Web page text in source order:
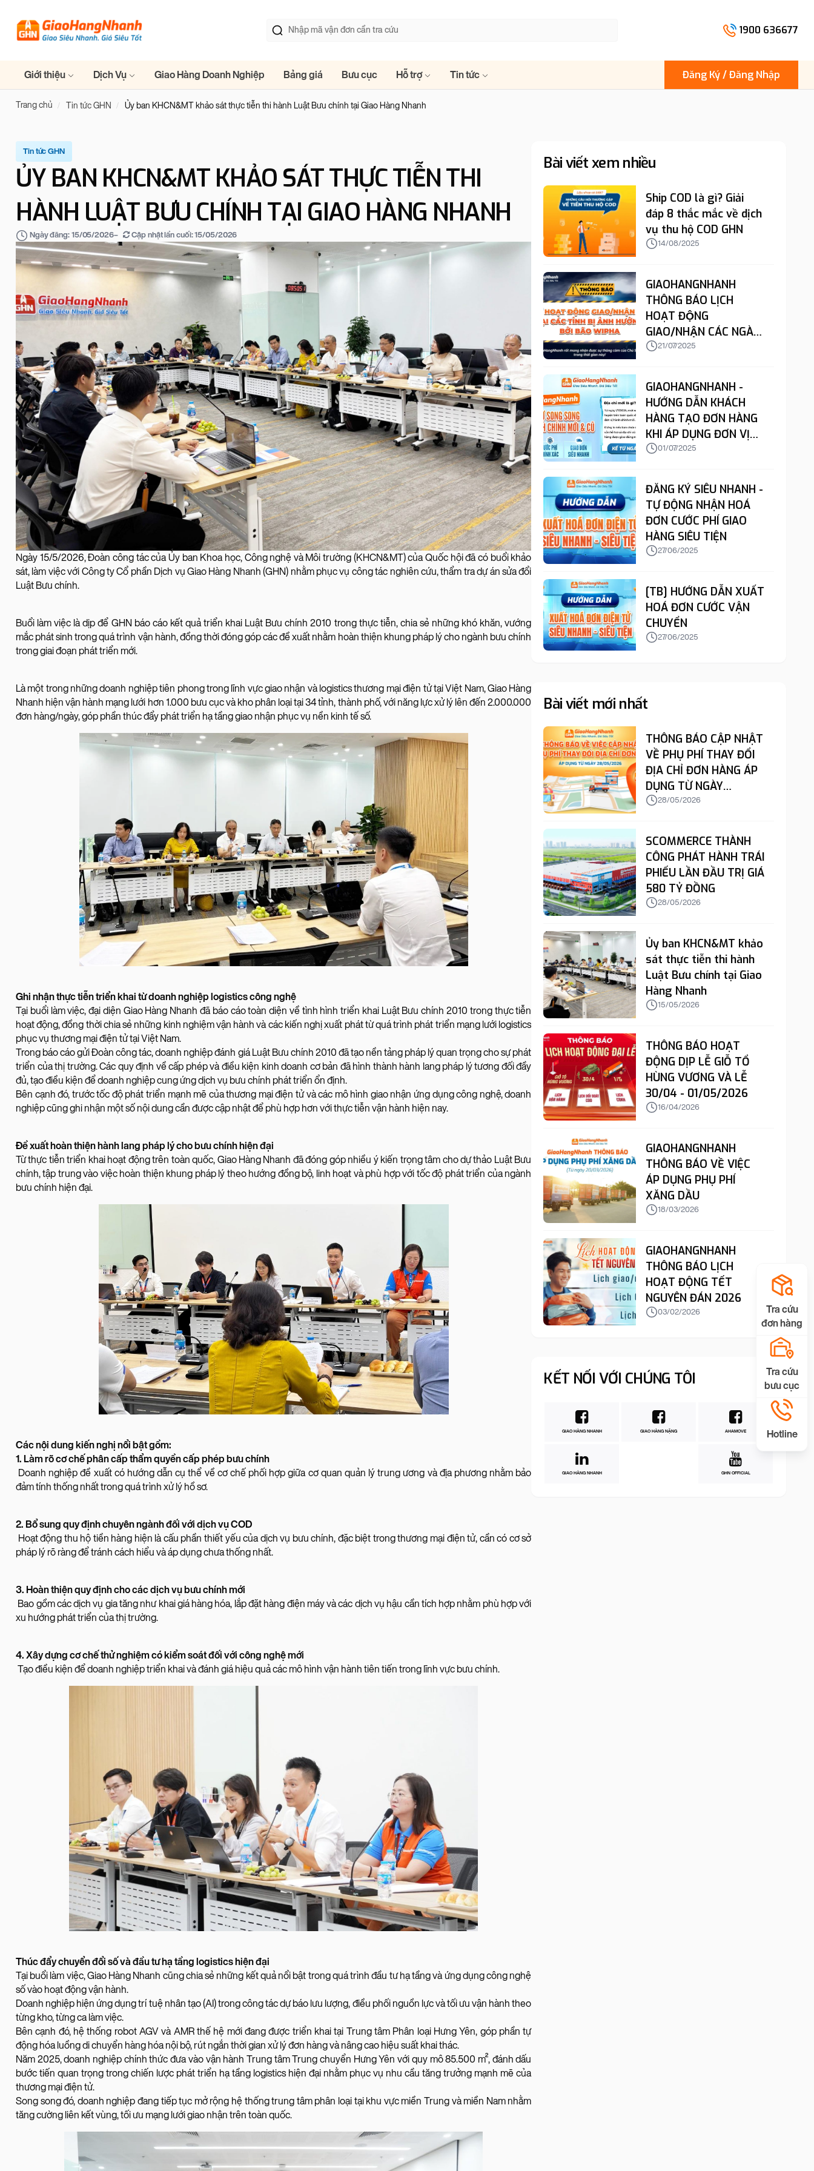
1900 636677
Giới thiệu Dịch Vụ Giao Hàng Doanh Nghiệp Bảng giá Bưu cục Hỗ trợ Tin tức Đăng Ký / Đăng Nhập
Trang chủ Tin tức GHN Ủy ban KHCN&MT khảo sát thực tiễn thi hành Luật Bưu chính tại Giao Hàng Nhanh
Tin tức GHN
ỦY BAN KHCN&MT KHẢO SÁT THỰC TIỄN THI
HÀNH LUẬT BƯU CHÍNH TẠI GIAO HÀNG NHANH
Ngày đăng: 15/05/2026– Cập nhật lần cuối:15/05/2026
Ngày 15/5/2026, Đoàn công tác của Ủy ban Khoa học, Công nghệ và Môi trường (KHCN&MT) của Quốc hội đã có buổi khảo
sát, làm việc với Công ty Cổ phần Dịch vụ Giao Hàng Nhanh (GHN) nhằm phục vụ công tác nghiên cứu, thẩm tra dự án sửa đổi
Luật Bưu chính.
Buổi làm việc là dịp để GHN báo cáo kết quả triển khai Luật Bưu chính 2010 trong thực tiễn, chia sẻ những khó khăn, vướng
mắc phát sinh trong quá trình vận hành, đồng thời đóng góp các đề xuất nhằm hoàn thiện khung pháp lý cho ngành bưu chính
trong giai đoạn phát triển mới.
Là một trong những doanh nghiệp tiên phong trong lĩnh vực giao nhận và logistics thương mại điện tử tại Việt Nam, Giao Hàng
Nhanh hiện vận hành mạng lưới hơn 1.000 bưu cục và kho phân loại tại 34 tỉnh, thành phố, với năng lực xử lý lên đến 2.000.000
đơn hàng/ngày, góp phần thúc đẩy phát triển hạ tầng giao nhận phục vụ nền kinh tế số.
Ghi nhận thực tiễn triển khai từ doanh nghiệp logistics công nghệ
Tại buổi làm việc, đại diện Giao Hàng Nhanh đã báo cáo toàn diện về tình hình triển khai Luật Bưu chính 2010 trong thực tiễn
hoạt động, đồng thời chia sẻ những kinh nghiệm vận hành và các kiến nghị xuất phát từ quá trình phát triển mạng lưới logistics
phục vụ thương mại điện tử tại Việt Nam.
Trong báo cáo gửi Đoàn công tác, doanh nghiệp đánh giá Luật Bưu chính 2010 đã tạo nền tảng pháp lý quan trọng cho sự phát
triển của thị trường. Các quy định về cấp phép và điều kiện kinh doanh cơ bản đã hình thành hành lang pháp lý tương đối đầy
đủ, tạo điều kiện để doanh nghiệp cung ứng dịch vụ bưu chính phát triển ổn định.
Bên cạnh đó, trước tốc độ phát triển mạnh mẽ của thương mại điện tử và các mô hình giao nhận ứng dụng công nghệ, doanh
nghiệp cũng ghi nhận một số nội dung cần được cập nhật để phù hợp hơn với thực tiễn vận hành hiện nay.
Đề xuất hoàn thiện hành lang pháp lý cho bưu chính hiện đại
Từ thực tiễn triển khai hoạt động trên toàn quốc, Giao Hàng Nhanh đã đóng góp nhiều ý kiến trọng tâm cho dự thảo Luật Bưu
chính, tập trung vào việc hoàn thiện khung pháp lý theo hướng đồng bộ, linh hoạt và phù hợp với tốc độ phát triển của ngành
bưu chính hiện đại.
Các nội dung kiến nghị nổi bật gồm:
1. Làm rõ cơ chế phân cấp thẩm quyền cấp phép bưu chính
Doanh nghiệp đề xuất có hướng dẫn cụ thể về cơ chế phối hợp giữa cơ quan quản lý trung ương và địa phương nhằm bảo
đảm tính thống nhất trong quá trình xử lý hồ sơ.
2. Bổ sung quy định chuyên ngành đối với dịch vụ COD
Hoạt động thu hộ tiền hàng hiện là cấu phần thiết yếu của dịch vụ bưu chính, đặc biệt trong thương mại điện tử, cần có cơ sở
pháp lý rõ ràng để tránh cách hiểu và áp dụng chưa thống nhất.
3. Hoàn thiện quy định cho các dịch vụ bưu chính mới
Bao gồm các dịch vụ gia tăng như khai giá hàng hóa, lắp đặt hàng điện máy và các dịch vụ hậu cần tích hợp nhằm phù hợp với
xu hướng phát triển của thị trường.
4. Xây dựng cơ chế thử nghiệm có kiểm soát đối với công nghệ mới
Tạo điều kiện để doanh nghiệp triển khai và đánh giá hiệu quả các mô hình vận hành tiên tiến trong lĩnh vực bưu chính.
Thúc đẩy chuyển đổi số và đầu tư hạ tầng logistics hiện đại
Tại buổi làm việc, Giao Hàng Nhanh cũng chia sẻ những kết quả nổi bật trong quá trình đầu tư hạ tầng và ứng dụng công nghệ
số vào hoạt động vận hành.
Doanh nghiệp hiện ứng dụng trí tuệ nhân tạo (AI) trong công tác dự báo lưu lượng, điều phối nguồn lực và tối ưu vận hành theo
từng kho, từng ca làm việc.
Bên cạnh đó, hệ thống robot AGV và AMR thế hệ mới đang được triển khai tại Trung tâm Phân loại Hưng Yên, góp phần tự
động hóa luồng di chuyển hàng hóa nội bộ, rút ngắn thời gian xử lý đơn hàng và nâng cao hiệu suất khai thác.
Năm 2025, doanh nghiệp chính thức đưa vào vận hành Trung tâm Trung chuyển Hưng Yên với quy mô 85.500 m², đánh dấu
bước tiến quan trọng trong chiến lược phát triển hạ tầng logistics hiện đại nhằm phục vụ nhu cầu tăng trưởng mạnh mẽ của
thương mại điện tử.
Song song đó, doanh nghiệp đang tiếp tục mở rộng hệ thống trung tâm phân loại tại khu vực miền Trung và miền Nam nhằm
tăng cường liên kết vùng, tối ưu mạng lưới giao nhận trên toàn quốc.
Bài viết xem nhiều
Ship COD là gì? Giải
đáp 8 thắc mắc về dịch
vụ thu hộ COD GHN
14/08/2025
GIAOHANGNHANH
THÔNG BÁO LỊCH
HOẠT ĐỘNG
GIAO/NHẬN CÁC NGÀY
22 & 23/7
21/07/2025
GIAOHANGNHANH -
HƯỚNG DẪN KHÁCH
HÀNG TẠO ĐƠN HÀNG
KHI ÁP DỤNG ĐƠN VỊ
HÀNH CHÍNH MỚI VÀO
01/07/2025
ĐĂNG KÝ SIÊU NHANH -
TỰ ĐỘNG NHẬN HOÁ
ĐƠN CƯỚC PHÍ GIAO
HÀNG SIÊU TIỆN
27/06/2025
[TB] HƯỚNG DẪN XUẤT
HOÁ ĐƠN CƯỚC VẬN
CHUYỂN
27/06/2025
Bài viết mới nhất
THÔNG BÁO CẬP NHẬT
VỀ PHỤ PHÍ THAY ĐỔI
ĐỊA CHỈ ĐƠN HÀNG ÁP
DỤNG TỪ NGÀY
28/05/2026
28/05/2026
SCOMMERCE THÀNH
CÔNG PHÁT HÀNH TRÁI
PHIẾU LẦN ĐẦU TRỊ GIÁ
580 TỶ ĐỒNG
28/05/2026
Ủy ban KHCN&MT khảo
sát thực tiễn thi hành
Luật Bưu chính tại Giao
Hàng Nhanh
15/05/2026
THÔNG BÁO HOẠT
ĐỘNG DỊP LỄ GIỖ TỔ
HÙNG VƯƠNG VÀ LỄ
30/04 - 01/05/2026
16/04/2026
GIAOHANGNHANH
THÔNG BÁO VỀ VIỆC
ÁP DỤNG PHỤ PHÍ
XĂNG DẦU
18/03/2026
GIAOHANGNHANH
THÔNG BÁO LỊCH
HOẠT ĐỘNG TẾT
NGUYÊN ĐÁN 2026
03/02/2026
KẾT NỐI VỚI CHÚNG TÔI
GIAO HÀNG NHANH GIAO HÀNG NẶNG AHAMOVE
GIAO HÀNG NHANH GHN OFFICIAL
Tra cứu
đơn hàng
Tra cứu
bưu cục
Hotline